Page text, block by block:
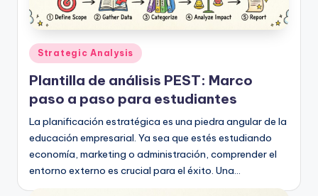
-
A
I,
S
o
f
t
w
Publicado
en
Strategic Analysis
Plantilla de análisis PEST: Marco
paso a paso para estudiantes
La planificación estratégica es una piedra angular de la
educación empresarial. Ya sea que estés estudiando
economía, marketing o administración, comprender el
entorno externo es crucial para el éxito. Una…